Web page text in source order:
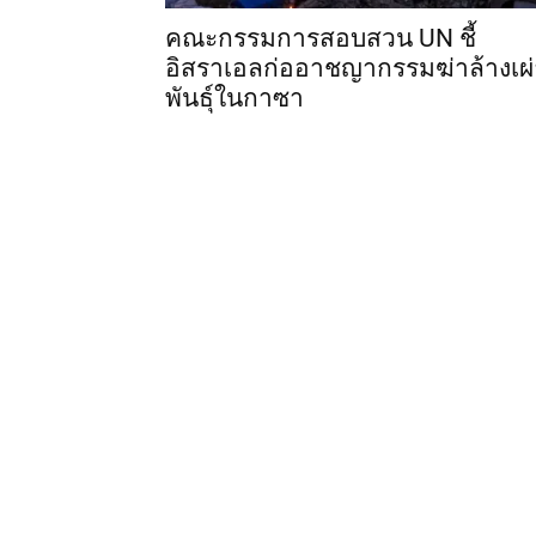
คณะกรรมการสอบสวน UN ชี้
อิสราเอลก่ออาชญากรรมฆ่าล้างเผ่
พันธุ์ในกาซา